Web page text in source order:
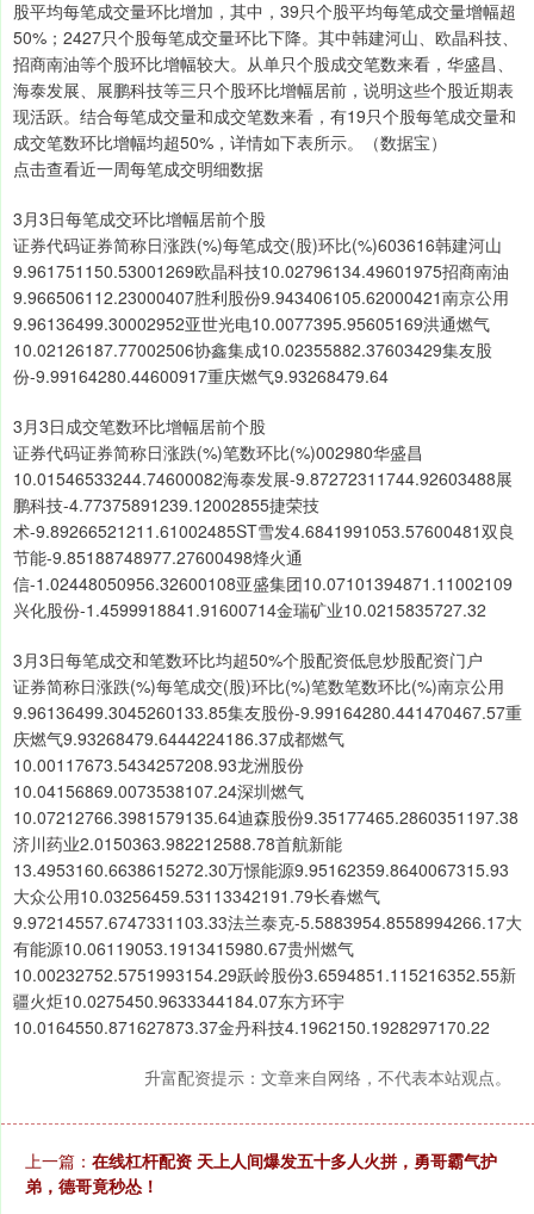
股平均每笔成交量环比增加，其中，39只个股平均每笔成交量增幅超
50%；2427只个股每笔成交量环比下降。其中韩建河山、欧晶科技、
招商南油等个股环比增幅较大。从单只个股成交笔数来看，华盛昌、
海泰发展、展鹏科技等三只个股环比增幅居前，说明这些个股近期表
现活跃。结合每笔成交量和成交笔数来看，有19只个股每笔成交量和
成交笔数环比增幅均超50%，详情如下表所示。（数据宝）
点击查看近一周每笔成交明细数据
3月3日每笔成交环比增幅居前个股
证券代码证券简称日涨跌(%)每笔成交(股)环比(%)603616韩建河山
9.961751150.53001269欧晶科技10.02796134.49601975招商南油
9.966506112.23000407胜利股份9.943406105.62000421南京公用
9.96136499.30002952亚世光电10.0077395.95605169洪通燃气
10.02126187.77002506协鑫集成10.02355882.37603429集友股
份-9.99164280.44600917重庆燃气9.93268479.64
3月3日成交笔数环比增幅居前个股
证券代码证券简称日涨跌(%)笔数环比(%)002980华盛昌
10.01546533244.74600082海泰发展-9.87272311744.92603488展
鹏科技-4.77375891239.12002855捷荣技
术-9.89266521211.61002485ST雪发4.6841991053.57600481双良
节能-9.85188748977.27600498烽火通
信-1.02448050956.32600108亚盛集团10.07101394871.11002109
兴化股份-1.4599918841.91600714金瑞矿业10.0215835727.32
3月3日每笔成交和笔数环比均超50%个股配资低息炒股配资门户
证券简称日涨跌(%)每笔成交(股)环比(%)笔数笔数环比(%)南京公用
9.96136499.3045260133.85集友股份-9.99164280.441470467.57重
庆燃气9.93268479.6444224186.37成都燃气
10.00117673.5434257208.93龙洲股份
10.04156869.0073538107.24深圳燃气
10.07212766.3981579135.64迪森股份9.35177465.2860351197.38
济川药业2.0150363.982212588.78首航新能
13.4953160.6638615272.30万憬能源9.95162359.8640067315.93
大众公用10.03256459.53113342191.79长春燃气
9.97214557.6747331103.33法兰泰克-5.5883954.8558994266.17大
有能源10.06119053.1913415980.67贵州燃气
10.00232752.5751993154.29跃岭股份3.6594851.115216352.55新
疆火炬10.0275450.9633344184.07东方环宇
10.0164550.871627873.37金丹科技4.1962150.1928297170.22
升富配资提示：文章来自网络，不代表本站观点。
上一篇： 在线杠杆配资 天上人间爆发五十多人火拼，勇哥霸气护
弟，德哥竟秒怂！